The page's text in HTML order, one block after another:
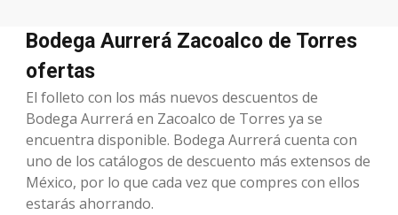
Bodega Aurrerá Zacoalco de Torres
ofertas
El folleto con los más nuevos descuentos de
Bodega Aurrerá en Zacoalco de Torres ya se
encuentra disponible. Bodega Aurrerá cuenta con
uno de los catálogos de descuento más extensos de
México, por lo que cada vez que compres con ellos
estarás ahorrando.